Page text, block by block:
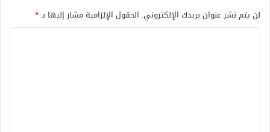
لن يتم نشر عنوان بريدك الإلكتروني. الحقول الإلزامية مشار إليها بـ*